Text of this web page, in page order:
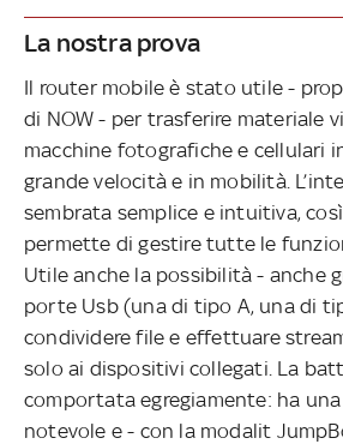
La nostra prova
Il router mobile è stato utile -
di NOW - per trasferire materiale
macchine fotografiche e cellulari
grande velocità e in mobilità.
sembrata semplice e intuitiva, così
permette di gestire tutte le
Utile anche la possibilità - anche
porte Usb (una di tipo A, una di
condividere file e effettuare
solo ai dispositivi collegati. La
comportata egregiamente: ha
notevole e - con la modalit